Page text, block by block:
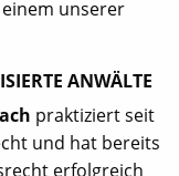
unserer
ANWÄLTE
praktiziert seit
und hat bereits
erfolgreich